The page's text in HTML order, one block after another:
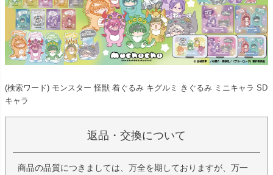
(検索ワード) モンスター 怪獣 着ぐるみ キグルミ きぐるみ ミニキャラ SD
キャラ
返品・交換について
商品の品質につきましては、万全を期しておりますが、万一